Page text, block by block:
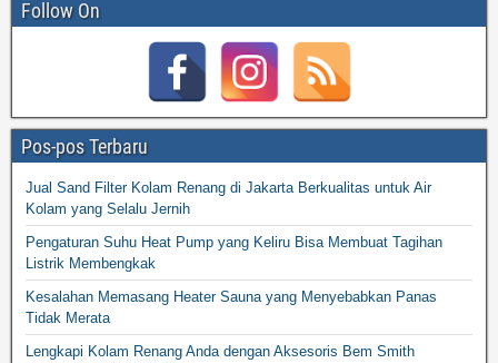
Follow On
Pos-pos Terbaru
Jual Sand Filter Kolam Renang di Jakarta Berkualitas untuk Air
Kolam yang Selalu Jernih
Pengaturan Suhu Heat Pump yang Keliru Bisa Membuat Tagihan
Listrik Membengkak
Kesalahan Memasang Heater Sauna yang Menyebabkan Panas
Tidak Merata
Lengkapi Kolam Renang Anda dengan Aksesoris Bem Smith